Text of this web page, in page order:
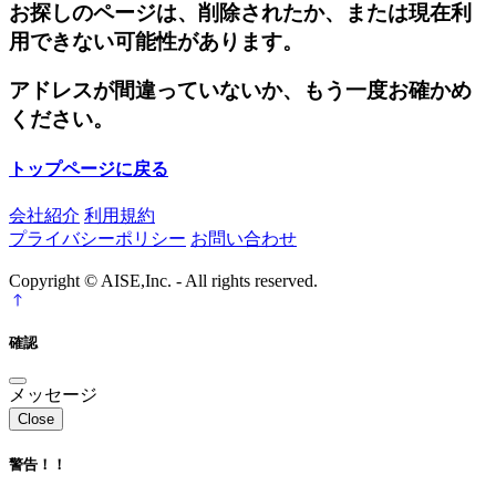
お探しのページは、削除されたか、または現在利
用できない可能性があります。
アドレスが間違っていないか、もう一度お確かめ
ください。
トップページに戻る
会社紹介 利用規約
プライバシーポリシー お問い合わせ
Copyright © AISE,Inc. - All rights reserved.
確認
メッセージ
Close
警告！！